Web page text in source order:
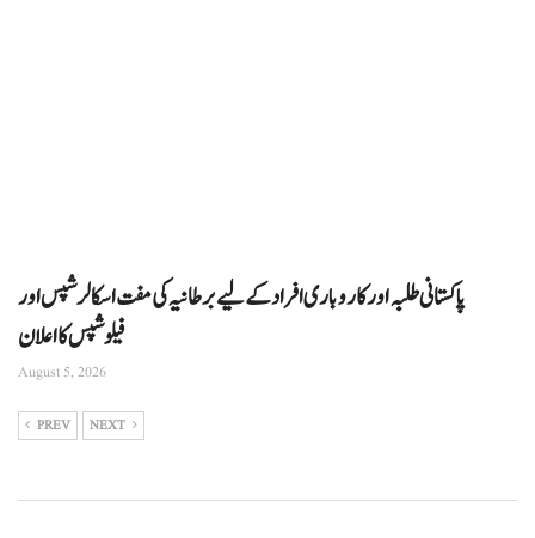
پاکستانی طلبہ اور کاروباری افراد کے لیے برطانیہ کی مفت اسکالرشپس اور
فیلوشپس کا اعلان
August 5, 2026
PREV NEXT